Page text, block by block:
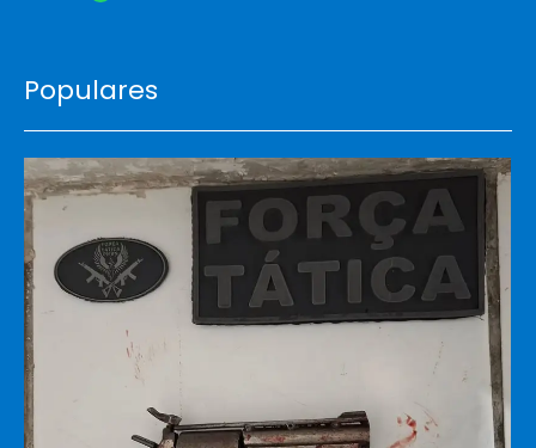
Populares